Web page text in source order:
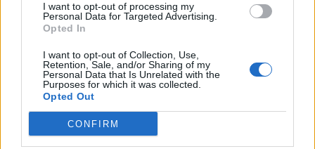
I want to opt-out of processing my
Personal Data for Targeted Advertising.
Opted In
I want to opt-out of Collection, Use,
Retention, Sale, and/or Sharing of my
Personal Data that Is Unrelated with the
Purposes for which it was collected.
Opted Out
CONFIRM